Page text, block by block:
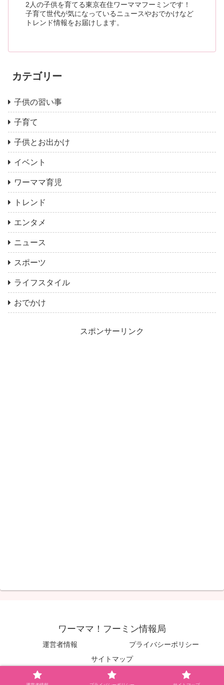
2人の子供を育てる東京在住ワーママフーミンです！
子育て世代が気になっているニュースやおでかけなど
トレンド情報をお届けします。
カテゴリー
子供の習い事
子育て
子供とお出かけ
イベント
ワーママ育児
トレンド
エンタメ
ニュース
スポーツ
ライフスタイル
おでかけ
スポンサーリンク
ワーママ！フーミン情報局
運営者情報
プライバシーポリシー
サイトマップ
© 2020 ワーママ！フーミン情報局.